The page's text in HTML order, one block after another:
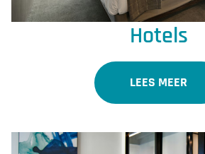
Hotels
LEES MEER